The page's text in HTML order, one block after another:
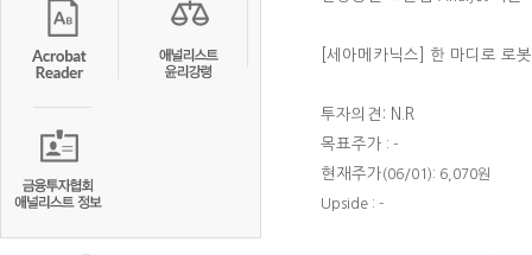
[세아메카닉스] 한 마디로 로
투자의견: N.R
목표주가 : -
현재주가(06/01): 6,070원
Upside : -